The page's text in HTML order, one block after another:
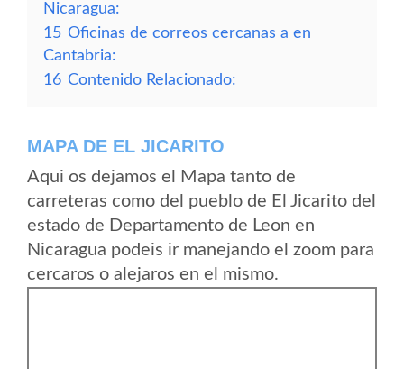
Nicaragua:
15 Oficinas de correos cercanas a en
Cantabria:
16 Contenido Relacionado:
MAPA DE EL JICARITO
Aqui os dejamos el Mapa tanto de
carreteras como del pueblo de El Jicarito del
estado de Departamento de Leon en
Nicaragua podeis ir manejando el zoom para
cercaros o alejaros en el mismo.